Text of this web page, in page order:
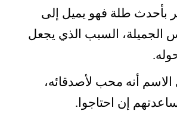
بأحدث طلة فهو يميل إلى
الجميلة، السبب الذي يجعل
الاسم أنه محب لأصدقائه،
إن احتاجوا.